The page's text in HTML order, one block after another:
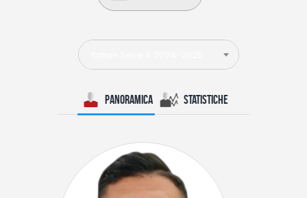
Basket
Tennis
Lo Sapevi Che
I consigli di Giulia
Panoramica Statistiche